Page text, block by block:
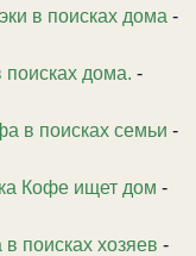
в поисках дома -
поисках дома. -
в поисках семьи -
Кофе ищет дом -
поисках хозяев -